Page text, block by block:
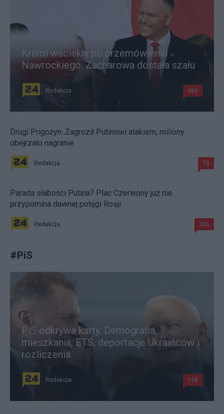
Kreml wściekły po przemówieniu
Nawrockiego. Zacharowa dostała szału
Redakcja 366
Drugi Prigożyn. Zagroził Putinowi atakiem, miliony
obejrzało nagranie
Redakcja 78
Parada słabości Putina? Plac Czerwony już nie
przypomina dawnej potęgi Rosji
Redakcja 206
#PiS
PiS odkrywa karty. Demografia,
mieszkania, ETS, deportacje Ukraińców i
rozliczenia
Redakcja 198